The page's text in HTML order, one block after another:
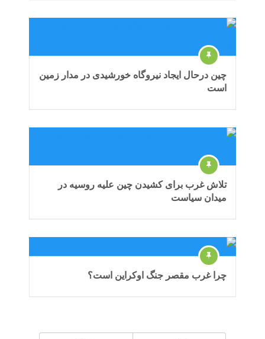
چین درحال ایجاد نیروگاه خورشیدی در مدار زمین
است
تلاش غرب برای کشیدن چین علیه روسیه در
میدان سیاست
چرا غرب مقصر جنگ اوکراین است؟